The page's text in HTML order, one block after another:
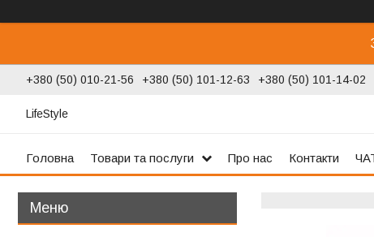
+380 (50) 010-21-56 +380 (50) 101-12-63 +380 (50) 101-14-02
LifeStyle
Головна Товари та послуги Про нас Контакти